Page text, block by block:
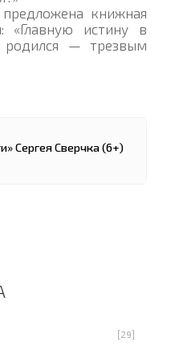
книжная
«Главную истину в
— трезвым
Сергея Сверчка (6+)
[29]